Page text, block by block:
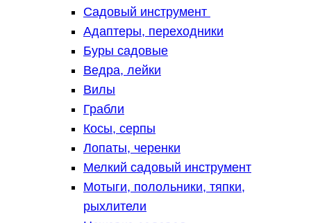
Садовый инструмент
Адаптеры, переходники
Буры садовые
Ведра, лейки
Вилы
Грабли
Косы, серпы
Лопаты, черенки
Мелкий садовый инструмент
Мотыги, полольники, тяпки,
рыхлители